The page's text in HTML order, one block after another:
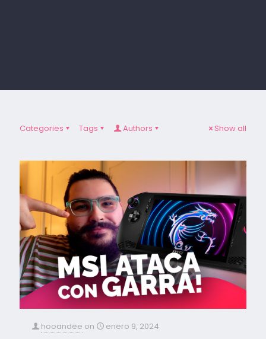
Categories Tags Authors Show all
hooandee on enero 9, 2024